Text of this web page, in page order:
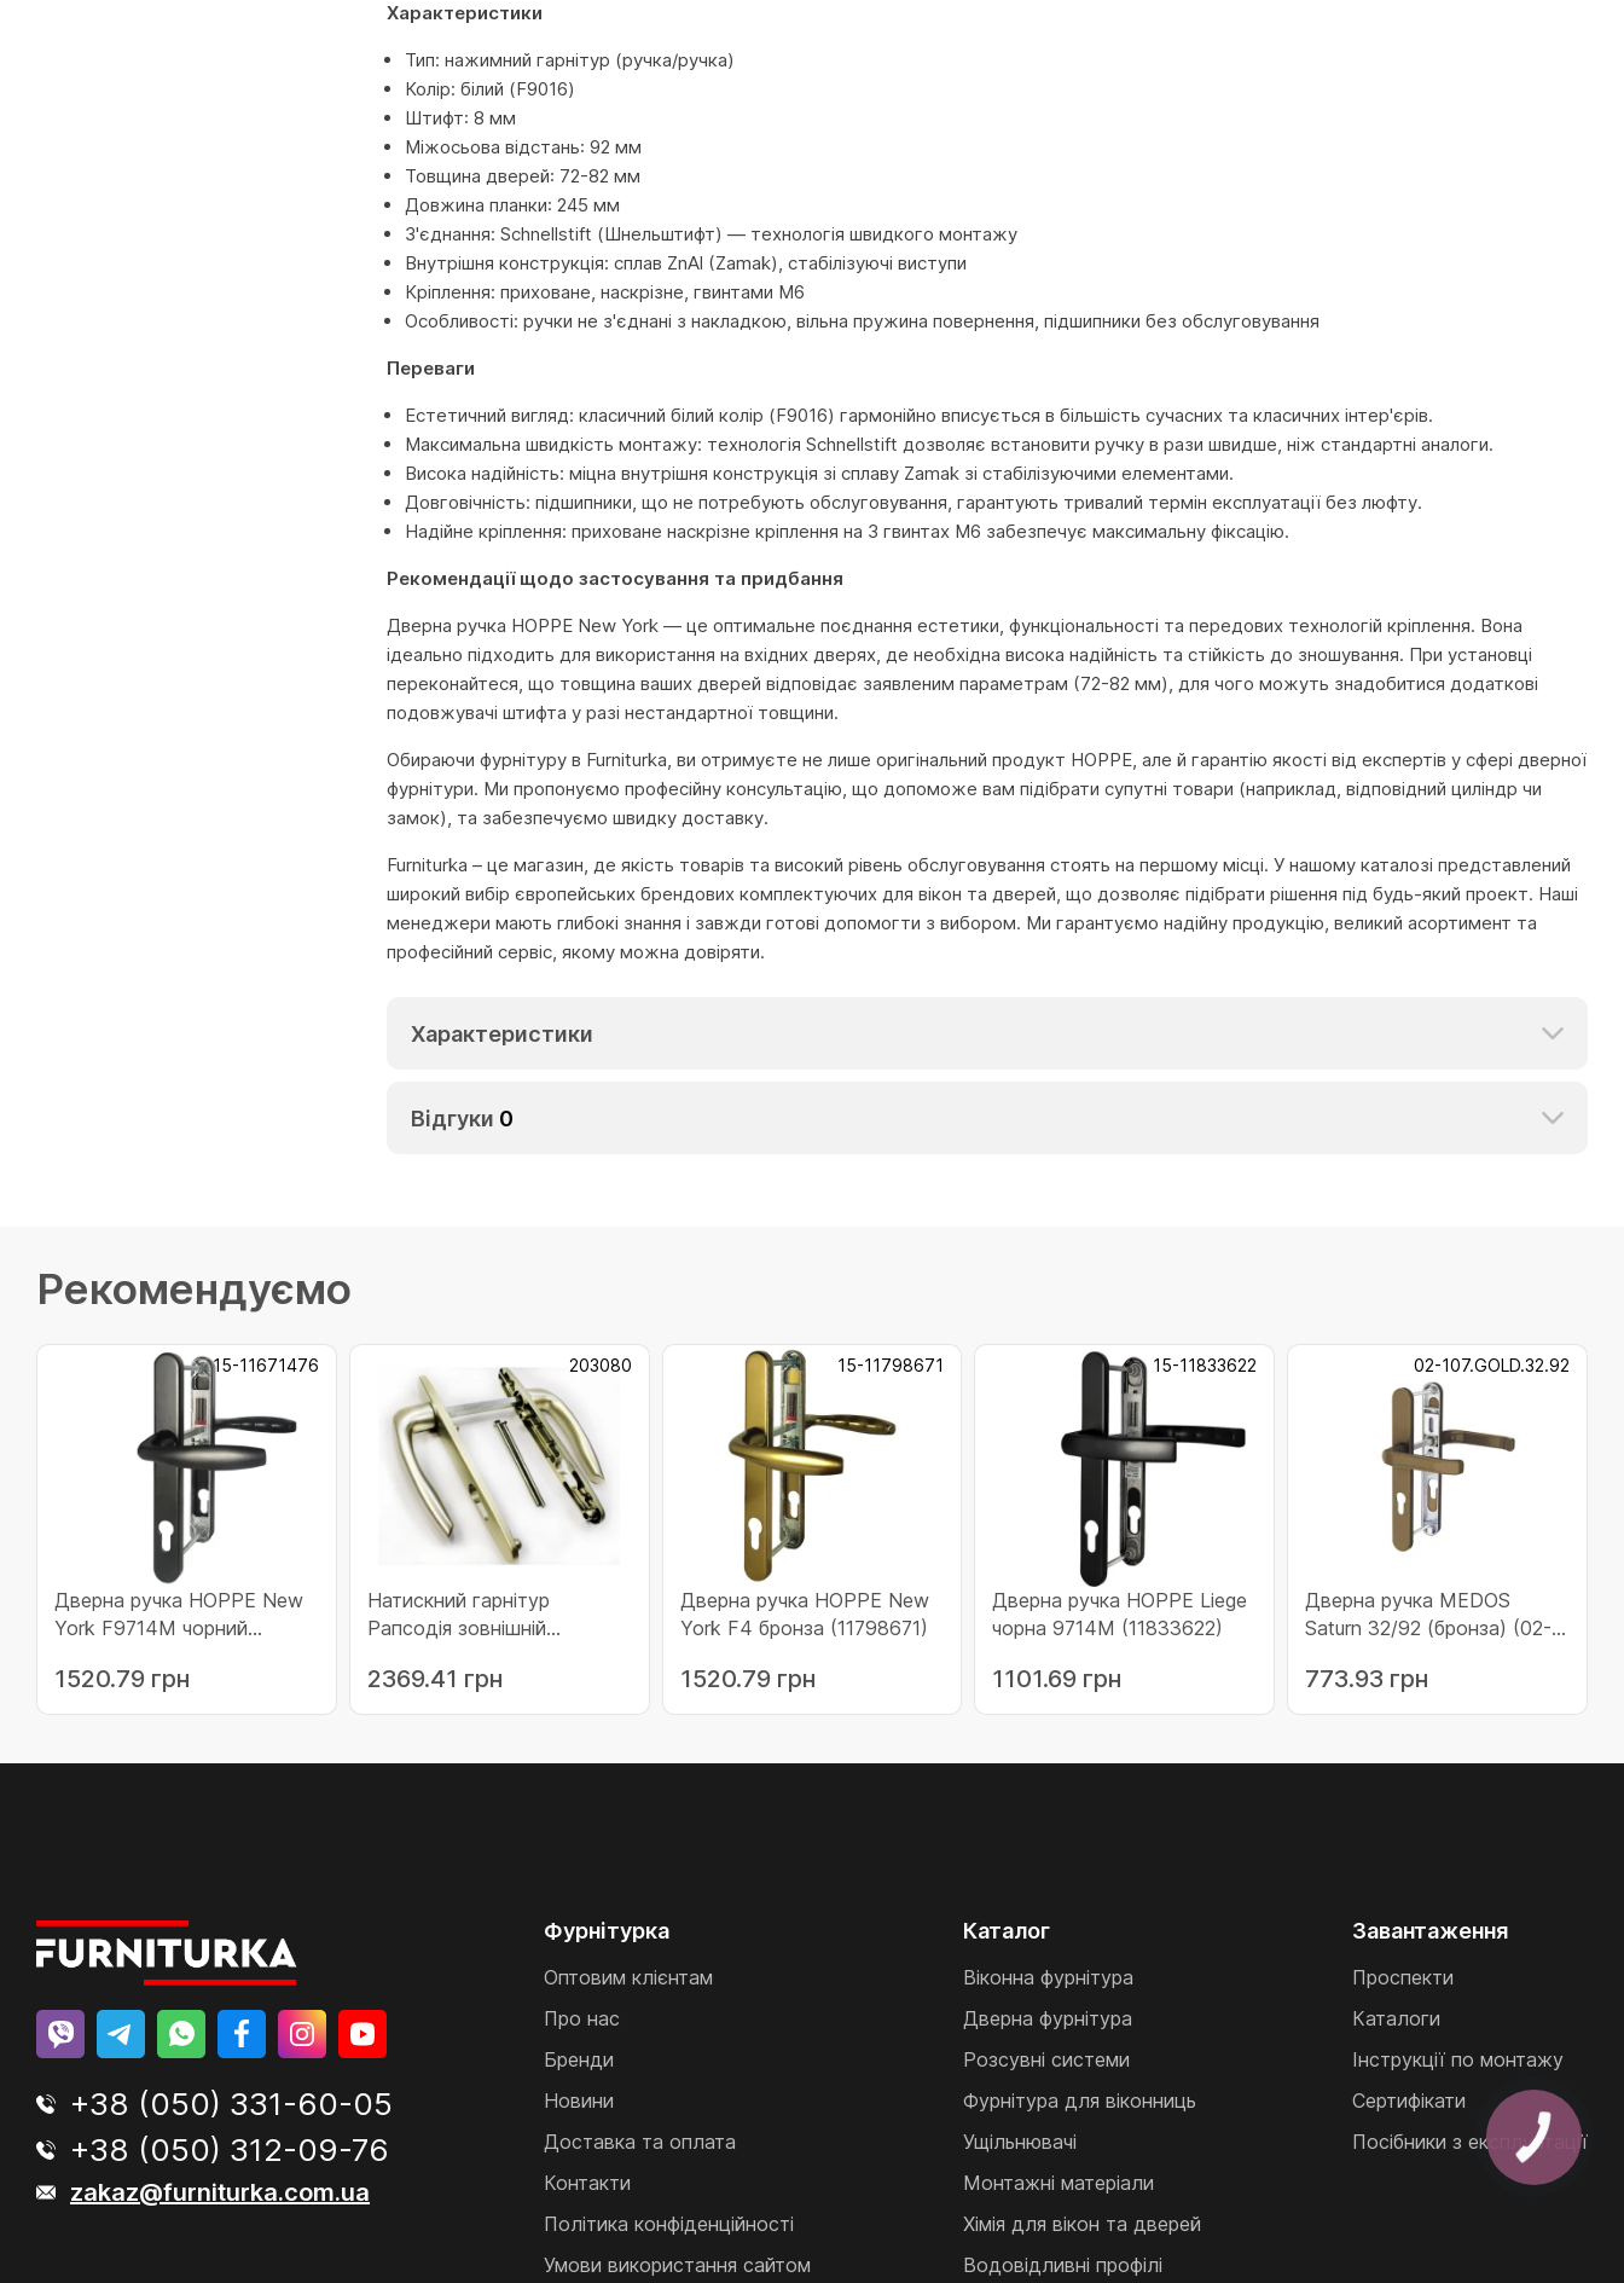
Характеристики
Тип: нажимний гарнітур (ручка/ручка)
Колір: білий (F9016)
Штифт: 8 мм
Міжосьова відстань: 92 мм
Товщина дверей: 72-82 мм
Довжина планки: 245 мм
З'єднання: Schnellstift (Шнельштифт) — технологія швидкого монтажу
Внутрішня конструкція: сплав ZnAl (Zamak), стабілізуючі виступи
Кріплення: приховане, наскрізне, гвинтами M6
Особливості: ручки не з'єднані з накладкою, вільна пружина повернення, підшипники без обслуговування
Переваги
Естетичний вигляд: класичний білий колір (F9016) гармонійно вписується в більшість сучасних та класичних інтер'єрів.
Максимальна швидкість монтажу: технологія Schnellstift дозволяє встановити ручку в рази швидше, ніж стандартні аналоги.
Висока надійність: міцна внутрішня конструкція зі сплаву Zamak зі стабілізуючими елементами.
Довговічність: підшипники, що не потребують обслуговування, гарантують тривалий термін експлуатації без люфту.
Надійне кріплення: приховане наскрізне кріплення на 3 гвинтах M6 забезпечує максимальну фіксацію.
Рекомендації щодо застосування та придбання
Дверна ручка HOPPE New York — це оптимальне поєднання естетики, функціональності та передових технологій кріплення. Вона
ідеально підходить для використання на вхідних дверях, де необхідна висока надійність та стійкість до зношування. При установці
переконайтеся, що товщина ваших дверей відповідає заявленим параметрам (72-82 мм), для чого можуть знадобитися додаткові
подовжувачі штифта у разі нестандартної товщини.
Обираючи фурнітуру в Furniturka, ви отримуєте не лише оригінальний продукт HOPPE, але й гарантію якості від експертів у сфері дверної
фурнітури. Ми пропонуємо професійну консультацію, що допоможе вам підібрати супутні товари (наприклад, відповідний циліндр чи
замок), та забезпечуємо швидку доставку.
Furniturka – це магазин, де якість товарів та високий рівень обслуговування стоять на першому місці. У нашому каталозі представлений
широкий вибір європейських брендових комплектуючих для вікон та дверей, що дозволяє підібрати рішення під будь-який проект. Наші
менеджери мають глибокі знання і завжди готові допомогти з вибором. Ми гарантуємо надійну продукцію, великий асортимент та
професійний сервіс, якому можна довіряти.
Характеристики
Відгуки 0
Рекомендуємо
15-11671476
Дверна ручка HOPPE New
York F9714M чорний
1520.79 грн
203080
Натискний гарнітур
Рапсодія зовнішній
(203080)
2369.41 грн
15-11798671
Дверна ручка HOPPE New
York F4 бронза (11798671)
1520.79 грн
15-11833622
Дверна ручка HOPPE Liege
чорна 9714M (11833622)
1101.69 грн
02-107.GOLD.32.92
Дверна ручка MEDOS
Saturn 32/92 (бронза) (02-
773.93 грн
+38 (050) 331-60-05
+38 (050) 312-09-76
zakaz@furniturka.com.ua
Фурнітурка
Оптовим клієнтам
Про нас
Бренди
Новини
Доставка та оплата
Контакти
Політика конфіденційності
Умови використання сайтом
Каталог
Віконна фурнітура
Дверна фурнітура
Розсувні системи
Фурнітура для віконниць
Ущільнювачі
Монтажні матеріали
Хімія для вікон та дверей
Водовідливні профілі
Завантаження
Проспекти
Каталоги
Інструкції по монтажу
Сертифікати
Посібники з експлуатації